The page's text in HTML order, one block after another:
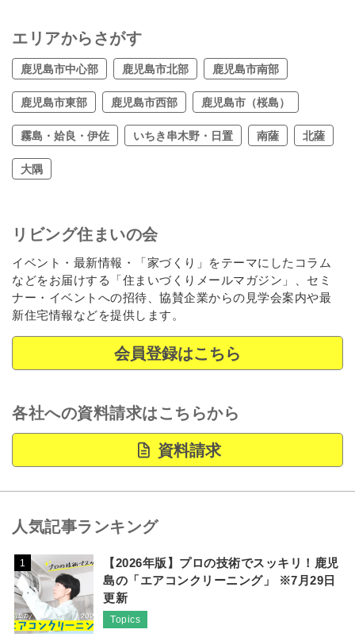
エリアからさがす
鹿児島市中心部 鹿児島市北部 鹿児島市南部
鹿児島市東部 鹿児島市西部 鹿児島市（桜島）
霧島・姶良・伊佐 いちき串木野・日置 南薩 北薩
大隅
リビング住まいの会
イベント・最新情報・「家づくり」をテーマにしたコラム
などをお届けする「住まいづくりメールマガジン」、セミ
ナー・イベントへの招待、協賛企業からの見学会案内や最
新住宅情報などを提供します。
会員登録はこちら
各社への資料請求はこちらから
資料請求
人気記事ランキング
1
【2026年版】プロの技術でスッキリ！鹿児
島の「エアコンクリーニング」 ※7月29日
更新
Topics